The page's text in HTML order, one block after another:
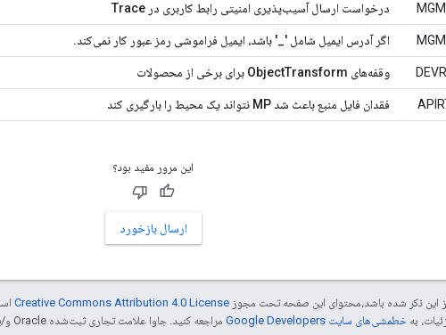
درخواست ارسال آسیب‌پذیری امنیتی رابط کاربری در Trace
اگر آدرس ایمیل شامل '_' باشد، ایمیل فراموشی رمز عبور کار نمی‌کند.
وقفه‌های ObjectTransform برای برخی از محصولات
فقدان فایل منبع باعث شد MP نتواند یک محیط را بارگیری کند
این مرور مفید بود؟
ارسال بازخورد
این ذکر شده باشد،‌محتوای این صفحه تحت مجوز Creative Commons Attribution 4.0 License
به خطمشی‌های سایت Google Developers‏ مراجعه کنید. جاوا علامت تجاری ثبت‌شده Oracle و/یا شرکت‌های وابسته به آن است.